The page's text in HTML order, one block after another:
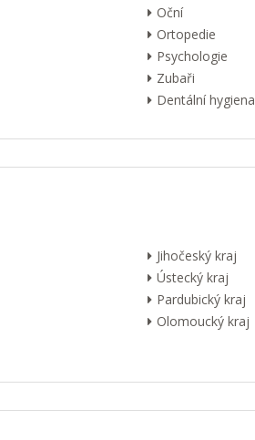
Oční
Ortopedie
Psychologie
Zubaři
Dentální hygiena
Jihočeský kraj
Ústecký kraj
Pardubický kraj
Olomoucký kraj